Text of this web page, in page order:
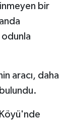
bir
odunla
aracı, daha